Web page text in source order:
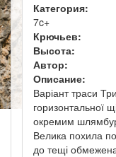
Категория:
7c+
Крючьев:
Высота:
Автор:
Описание:
Варіант траси
горизонтальної
окремим
Велика похила
до тещі